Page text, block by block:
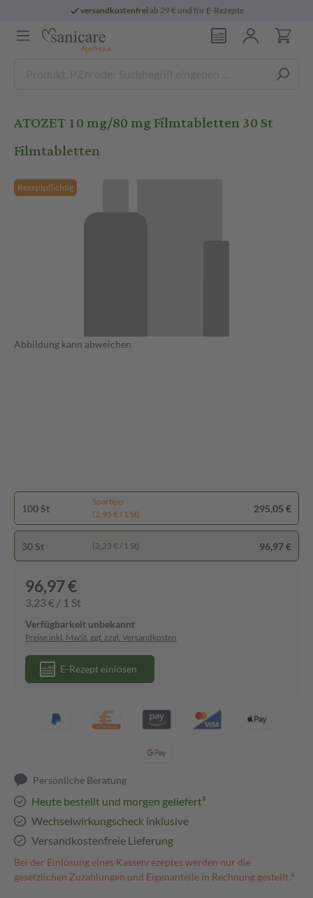
versandkostenfreiab 29 € und für E-Rezepte
ATOZET 10 mg/80 mg Filmtabletten 30 St
Filmtabletten
Rezeptpflichtig
Abbildung kann abweichen
100 St
Spartipp
(2,95 € / 1 St)
295,05 €
30 St (3,23 € / 1 St) 96,97 €
96,97 €
3,23 € / 1 St
Verfügbarkeit unbekannt
Preise inkl. MwSt. ggf. zzgl. Versandkosten
E-Rezept einlösen
Persönliche Beratung
Heute bestellt und morgen geliefert³
Wechselwirkungscheck inklusive
Versandkostenfreie Lieferung
Bei der Einlösung eines Kassenrezeptes werden nur die
gesetzlichen Zuzahlungen und Eigenanteile in Rechnung gestellt.⁴